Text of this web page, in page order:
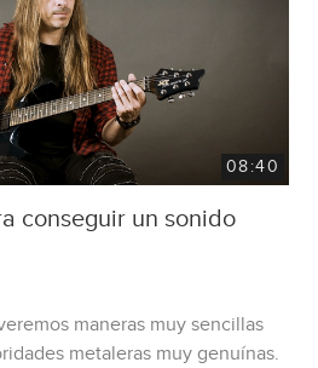
08:40
conseguir un sonido
maneras muy sencillas
metaleras muy genuínas.